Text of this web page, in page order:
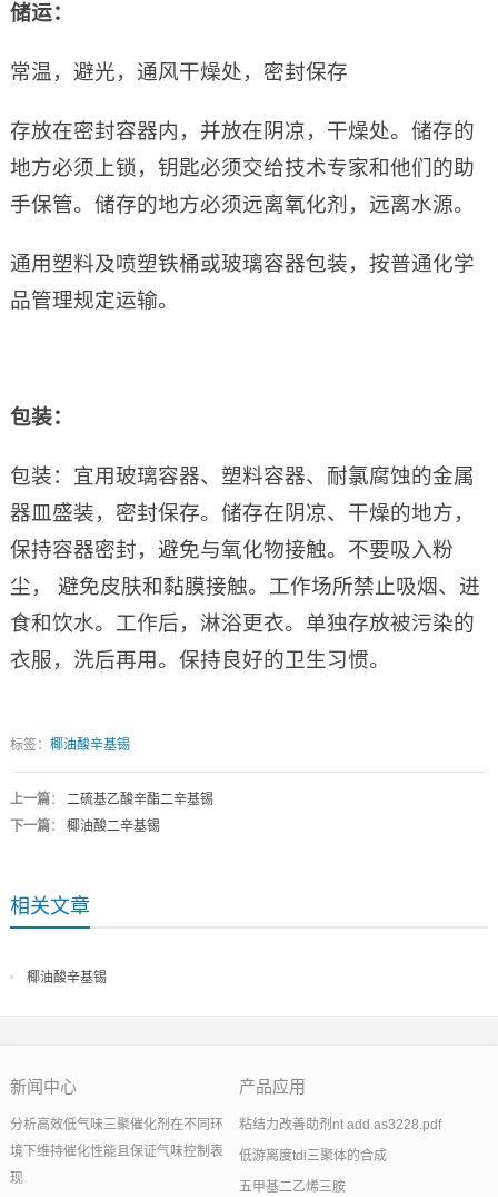
储运：
常温，避光，通风干燥处，密封保存
存放在密封容器内，并放在阴凉，干燥处。储存的
地方必须上锁，钥匙必须交给技术专家和他们的助
手保管。储存的地方必须远离氧化剂，远离水源。
通用塑料及喷塑铁桶或玻璃容器包装，按普通化学
品管理规定运输。
包装：
包装：宜用玻璃容器、塑料容器、耐氯腐蚀的金属
器皿盛装，密封保存。储存在阴凉、干燥的地方，
保持容器密封，避免与氧化物接触。不要吸入粉
尘， 避免皮肤和黏膜接触。工作场所禁止吸烟、进
食和饮水。工作后，淋浴更衣。单独存放被污染的
衣服，洗后再用。保持良好的卫生习惯。
标签： 椰油酸辛基锡
上一篇： 二硫基乙酸辛酯二辛基锡
下一篇： 椰油酸二辛基锡
相关文章
椰油酸辛基锡
新闻中心
分析高效低气味三聚催化剂在不同环
境下维持催化性能且保证气味控制表
现
产品应用
粘结力改善助剂nt add as3228.pdf
低游离度tdi三聚体的合成
五甲基二乙烯三胺